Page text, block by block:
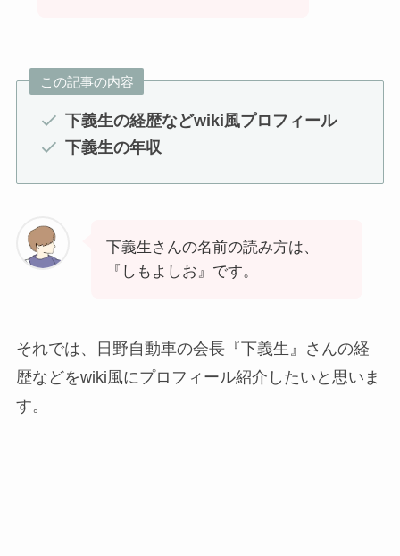
この記事の内容
下義生の経歴などwiki風プロフィール
下義生の年収
下義生さんの名前の読み方は、
『しもよしお』です。
それでは、日野自動車の会長『下義生』さんの経
歴などをwiki風にプロフィール紹介したいと思いま
す。